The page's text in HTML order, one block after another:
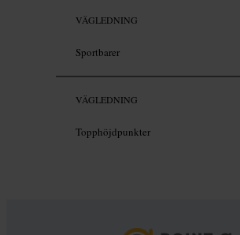
VÄGLEDNING
Sportbarer
VÄGLEDNING
Topphöjdpunkter